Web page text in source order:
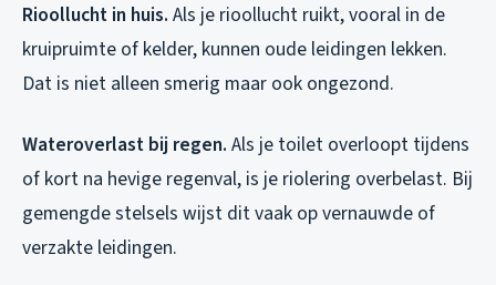
Rioollucht in huis. Als je rioollucht ruikt, vooral in de
kruipruimte of kelder, kunnen oude leidingen lekken.
Dat is niet alleen smerig maar ook ongezond.
Wateroverlast bij regen. Als je toilet overloopt tijdens
of kort na hevige regenval, is je riolering overbelast. Bij
gemengde stelsels wijst dit vaak op vernauwde of
verzakte leidingen.